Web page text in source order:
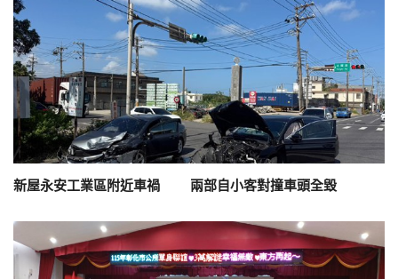
新屋永安工業區附近車禍 兩部自小客對撞車頭全毀